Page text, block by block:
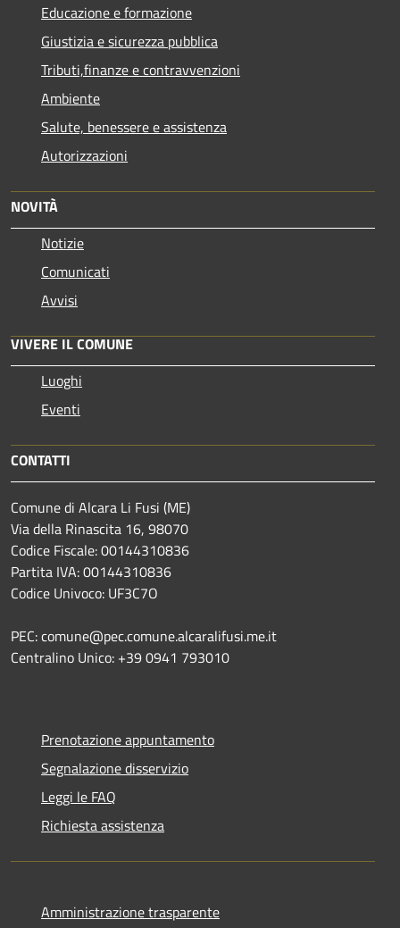
Educazione e formazione
Giustizia e sicurezza pubblica
Tributi,finanze e contravvenzioni
Ambiente
Salute, benessere e assistenza
Autorizzazioni
NOVITÀ
Notizie
Comunicati
Avvisi
VIVERE IL COMUNE
Luoghi
Eventi
CONTATTI
Comune di Alcara Li Fusi (ME)
Via della Rinascita 16, 98070
Codice Fiscale: 00144310836
Partita IVA: 00144310836
Codice Univoco: UF3C7O
PEC: comune@pec.comune.alcaralifusi.me.it
Centralino Unico: +39 0941 793010
Prenotazione appuntamento
Segnalazione disservizio
Leggi le FAQ
Richiesta assistenza
Amministrazione trasparente